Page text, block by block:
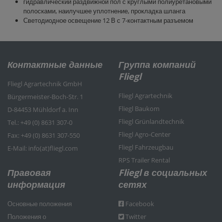
полосками, наилучшее уплотнение, прокладка шланга
Светодиодное освещение 12 В с 7-контактным разъемом
Контактные данные
Fliegl Agrartechnik GmbH
Bürgermeister-Boch-Str. 1
D-84453 Mühldorf a. Inn
Tel.: +49 (0) 8631 307-0
Fax: +49 (0) 8631 307-550
E-Mail: info(at)fliegl.com
Группа компаний
Fliegl
Fliegl Agrartechnik
Fliegl Baukom
Fliegl Grünlandtechnik
Fliegl Agro-Center
Fliegl Fahrzeugbau
RPS Trailer Rental
Правовая
информация
Основные положения
Положения о
Fliegl в социальных
сетях
Facebook
Twitter